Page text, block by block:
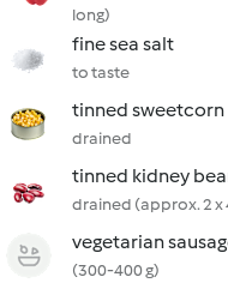
long)
fine sea salt
to taste
tinned sweetcorn
drained
tinned kidney
drained (approx. 2 x
vegetarian
(300-400 g)